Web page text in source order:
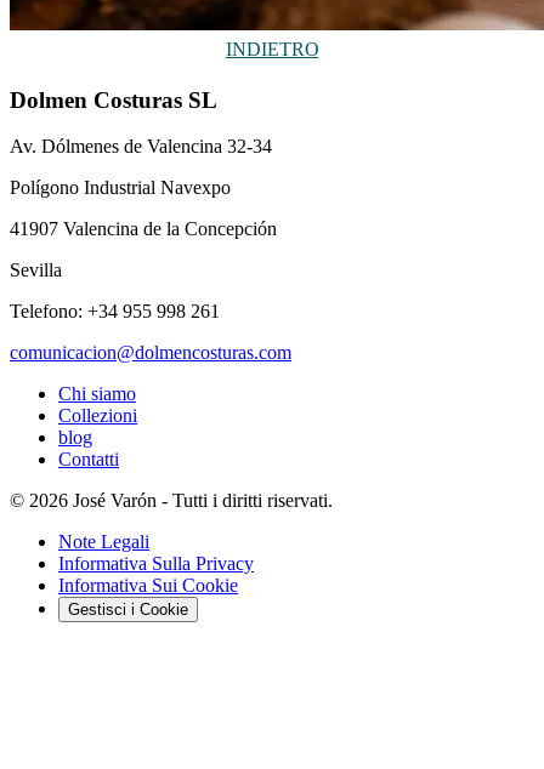
INDIETRO
Dolmen Costuras SL
Av. Dólmenes de Valencina 32-34
Polígono Industrial Navexpo
41907 Valencina de la Concepción
Sevilla
Telefono: +34 955 998 261
comunicacion@dolmencosturas.com
Chi siamo
Collezioni
blog
Contatti
© 2026 José Varón - Tutti i diritti riservati.
Note Legali
Informativa Sulla Privacy
Informativa Sui Cookie
Gestisci i Cookie